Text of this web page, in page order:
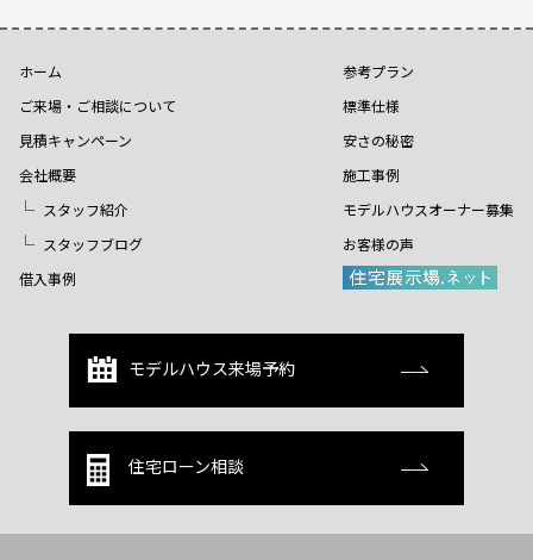
ホーム
ご来場・ご相談について
見積キャンペーン
会社概要
スタッフ紹介
スタッフブログ
借入事例
参考プラン
標準仕様
安さの秘密
施工事例
モデルハウスオーナー募集
お客様の声
モデルハウス来場予約
住宅ローン相談